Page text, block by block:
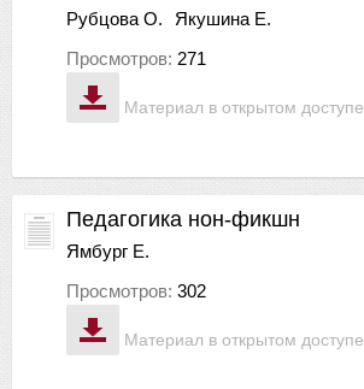
Материал в открытом доступе
Рубцова О.
Якушина Е.
Просмотров: 271
Материал в открытом доступе
Педагогика нон-фикшн
Ямбург Е.
Просмотров: 302